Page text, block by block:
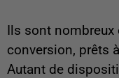
Ils sont nombreux
conversion, prêts
Autant de